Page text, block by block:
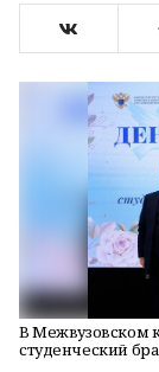
В Межвузовском
студенческий